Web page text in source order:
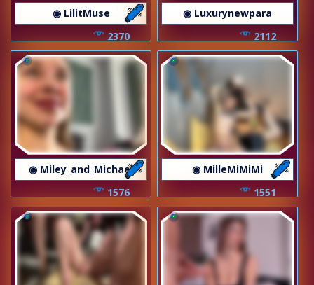
◉ LilitMuse
2370
◉ Luxurynewpara
2112
◉ Miley_and_Michael
1576
◉ MilleMiMiMi
1551